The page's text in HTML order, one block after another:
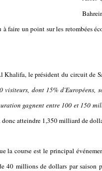
faire un point sur les retombées
Khalifa, le président du circuit de
visiteurs, dont 15% d'Européens,
gagnent entre 100 et 150
atteindre 1,350 milliard de
la course est le principal
40 millions de dollars par